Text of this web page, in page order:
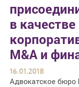
в
M&A и
16.01.2018
Адвокатское бюро